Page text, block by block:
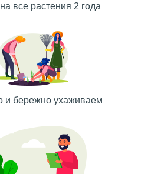
все растения 2 года
и бережно ухаживаем